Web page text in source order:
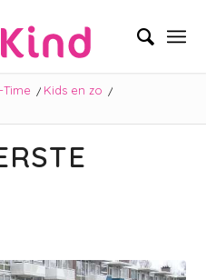
Time / Kids en zo /